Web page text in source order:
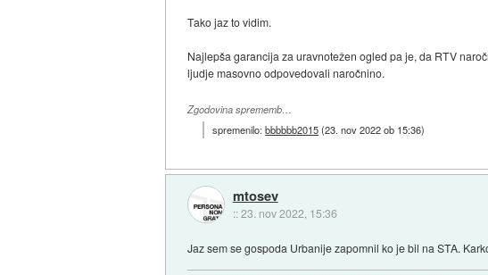
Tako jaz to vidim.
Najlepša garancija za uravnotežen ogled pa je, da RTV
ljudje masovno odpovedovali naročnino.
Zgodovina sprememb…
spremenilo:bbbbbb2015(23. nov 2022 ob 15:36)
mtosev
::23. nov 2022, 15:36
Jaz sem se gospoda Urbanije zapomnil ko je bil na STA.